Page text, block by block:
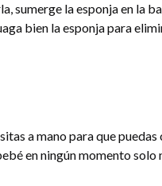
la esponja en la
bien la esponja para
a mano para que
en ningún momento solo